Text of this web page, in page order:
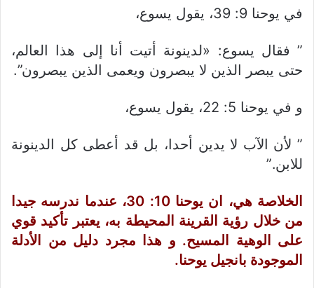
في يوحنا 9: 39، يقول يسوع،
” فقال يسوع: «لدينونة أتيت أنا إلى هذا العالم،
حتى يبصر الذين لا يبصرون ويعمى الذين يبصرون”.
و في يوحنا 5: 22، يقول يسوع،
” لأن الآب لا يدين أحدا، بل قد أعطى كل الدينونة
للابن.”
الخلاصة هي، ان يوحنا 10: 30، عندما ندرسه جيدا
من خلال رؤية القرينة المحيطة به، يعتبر تأكيد قوي
على الوهية المسيح. و هذا مجرد دليل من الأدلة
الموجودة بانجيل يوحنا.